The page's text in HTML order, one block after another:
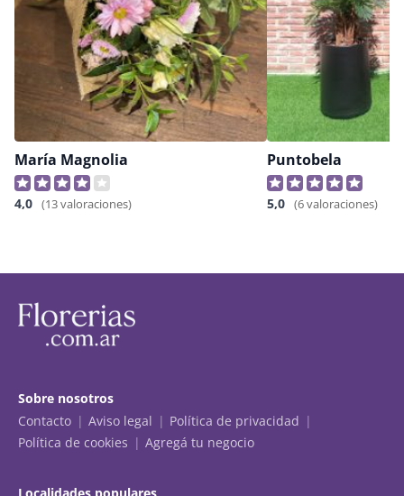
María Magnolia
4,0 (13 valoraciones)
Puntobela
5,0 (6 valoraciones)
Sobre nosotros
Contacto
Aviso legal
Política de privacidad
Política de cookies
Agregá tu negocio